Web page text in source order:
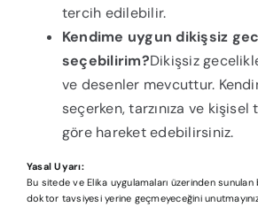
tercih edilebilir.
Kendime uygun dikişsiz
seçebilirim?Dikişsiz
ve desenler mevcuttur.
seçerken, tarzınıza ve
göre hareket edebilirsiniz.
Yasal Uyarı:
Bu sitede ve Elika uygulamaları üzerinden
doktor tavsiyesi yerine geçmeyeceğini